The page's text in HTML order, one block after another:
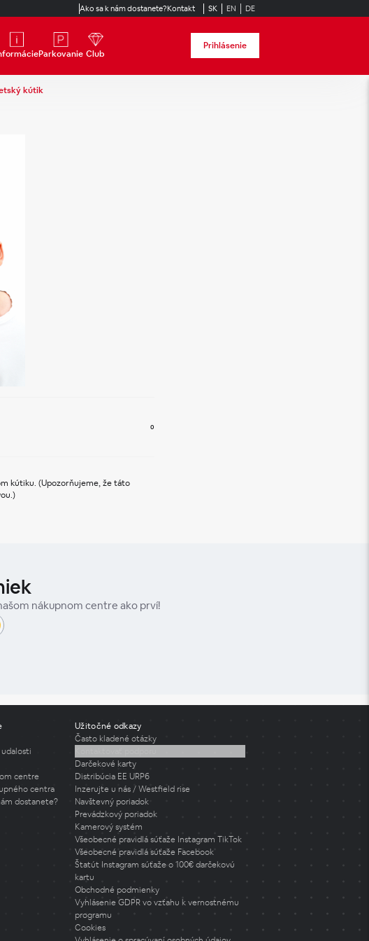
Ako sa k nám dostanete?Kontakt SK EN DE
Parkovanie Club
Prihlásenie
kútik
0
kútiku. (Upozorňujeme, že táto
nákupnom centre ako prví!
udalosti
centre
centra
dostanete?
Užitočné odkazy
Často kladené otázky
Darčekové karty
Distribúcia EE URP6
Inzerujte u nás / Westfield rise
Navštevný poriadok
Prevádzkový poriadok
Kamerový systém
Všeobecné pravidlá súťaže Instagram TikTok
Všeobecné pravidlá súťaže Facebook
Štatút Instagram súťaže o 100€ darčekovú
kartu
Obchodné podmienky
Vyhlásenie GDPR vo vzťahu k vernostnému
programu
Cookies